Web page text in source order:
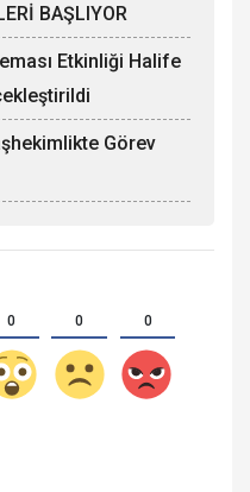
BAŞLIYOR
Etkinliği Halife
Görev
0 0 0